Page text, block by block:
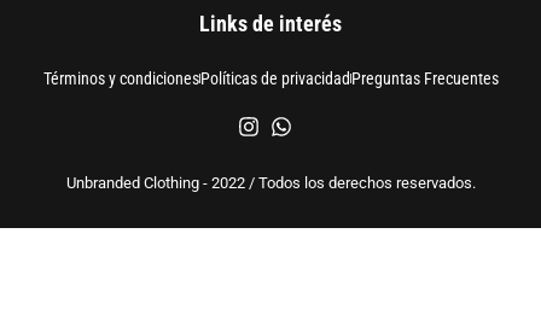
Links de interés
Términos y condicionesPolíticas de privacidadPreguntas Frecuentes
Unbranded Clothing - 2022 / Todos los derechos reservados.